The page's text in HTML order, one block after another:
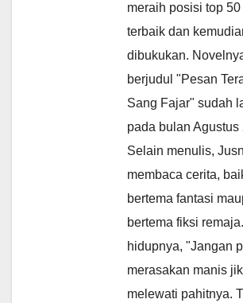
meraih posisi top
terbaik dan
dibukukan.
berjudul "Pesan
Sang Fajar" sudah
pada bulan Agustus
Selain menulis,
membaca cerita,
bertema fantasi
bertema fiksi
hidupnya, "Jangan
merasakan manis
melewati pahitnya.